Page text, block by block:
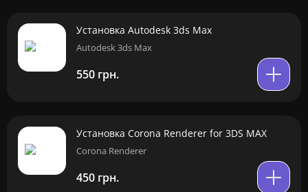
Установка Autodesk 3ds Max
Autodesk 3ds Max
550 грн.
Установка Corona Renderer for 3DS MAX
Corona Renderer
450 грн.